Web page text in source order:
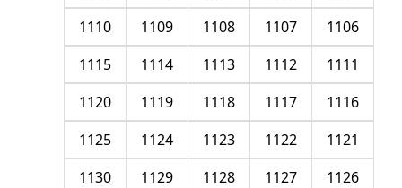
1106
1107
1108
1109
1110
1111
1112
1113
1114
1115
1116
1117
1118
1119
1120
1121
1122
1123
1124
1125
1126
1127
1128
1129
1130